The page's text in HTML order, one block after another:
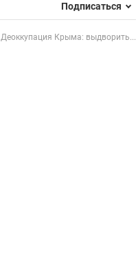
Подписаться
Деоккупация Крыма: выдворить...